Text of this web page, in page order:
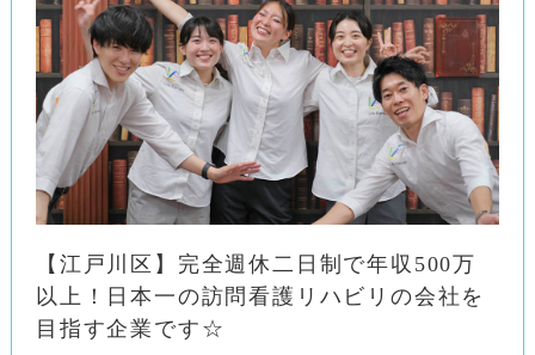
【江戸川区】完全週休二日制で年収500万
以上！日本一の訪問看護リハビリの会社を
目指す企業です☆